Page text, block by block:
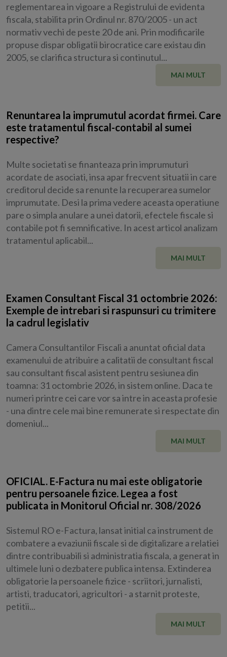
reglementarea in vigoare a Registrului de evidenta
fiscala, stabilita prin Ordinul nr. 870/2005 - un act
normativ vechi de peste 20 de ani. Prin modificarile
propuse dispar obligatii birocratice care existau din
2005, se clarifica structura si continutul...
MAI MULT
Renuntarea la imprumutul acordat firmei. Care
este tratamentul fiscal-contabil al sumei
respective?
Multe societati se finanteaza prin imprumuturi
acordate de asociati, insa apar frecvent situatii in care
creditorul decide sa renunte la recuperarea sumelor
imprumutate. Desi la prima vedere aceasta operatiune
pare o simpla anulare a unei datorii, efectele fiscale si
contabile pot fi semnificative. In acest articol analizam
tratamentul aplicabil...
MAI MULT
Examen Consultant Fiscal 31 octombrie 2026:
Exemple de intrebari si raspunsuri cu trimitere
la cadrul legislativ
Camera Consultantilor Fiscali a anuntat oficial data
examenului de atribuire a calitatii de consultant fiscal
sau consultant fiscal asistent pentru sesiunea din
toamna: 31 octombrie 2026, in sistem online. Daca te
numeri printre cei care vor sa intre in aceasta profesie
- una dintre cele mai bine remunerate si respectate din
domeniul...
MAI MULT
OFICIAL. E-Factura nu mai este obligatorie
pentru persoanele fizice. Legea a fost
publicata in Monitorul Oficial nr. 308/2026
Sistemul RO e-Factura, lansat initial ca instrument de
combatere a evaziunii fiscale si de digitalizare a relatiei
dintre contribuabili si administratia fiscala, a generat in
ultimele luni o dezbatere publica intensa. Extinderea
obligatorie la persoanele fizice - scriitori, jurnalisti,
artisti, traducatori, agricultori - a starnit proteste,
petitii...
MAI MULT